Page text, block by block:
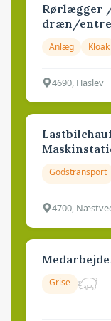
Rørlægger
dræn/
Anlæg Kloak
4690, Haslev
Godstransport
4700,
Grise